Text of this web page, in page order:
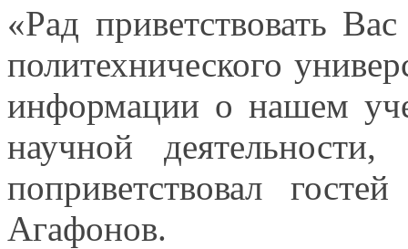
«Рад приветствовать
политехнического
информации о нашем
научной
поприветствовал
Агафонов.